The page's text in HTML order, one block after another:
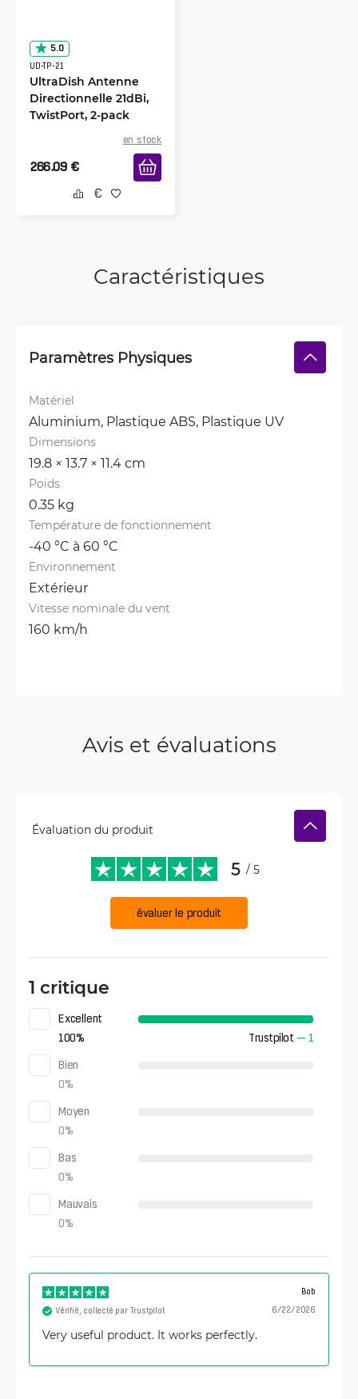
5.0
UD-TP-21
UltraDish Antenne
Directionnelle 21dBi,
TwistPort, 2-pack
en stock
266.09 €
Caractéristiques
Paramètres Physiques
Matériel
Aluminium, Plastique ABS, Plastique UV
Dimensions
19.8 × 13.7 × 11.4 cm
Poids
0.35 kg
Température de fonctionnement
-40 °C à 60 °C
Environnement
Extérieur
Vitesse nominale du vent
160 km/h
Avis et évaluations
Évaluation du produit
5 / 5
évaluer le produit
1 critique
Excellent
100% Trustpilot — 1
Bien
0%
Moyen
0%
Bas
0%
Mauvais
0%
Bob
6/22/2026
Vérifié, collecté par Trustpilot
Very useful product. It works perfectly.